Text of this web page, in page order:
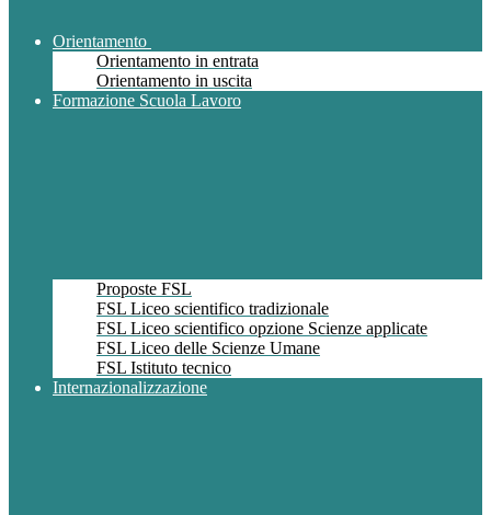
Orientamento
Orientamento in entrata
Orientamento in uscita
Formazione Scuola Lavoro
Proposte FSL
FSL Liceo scientifico tradizionale
FSL Liceo scientifico opzione Scienze applicate
FSL Liceo delle Scienze Umane
FSL Istituto tecnico
Internazionalizzazione